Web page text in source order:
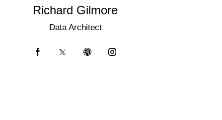
Richard Gilmore
Data Architect